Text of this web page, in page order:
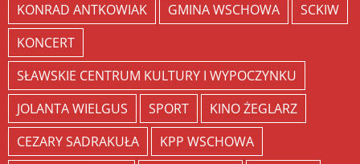
KONRAD ANTKOWIAK
GMINA WSCHOWA
SCKIW
KONCERT
SŁAWSKIE CENTRUM KULTURY I WYPOCZYNKU
JOLANTA WIELGUS
SPORT
KINO ŻEGLARZ
CEZARY SADRAKUŁA
KPP WSCHOWA